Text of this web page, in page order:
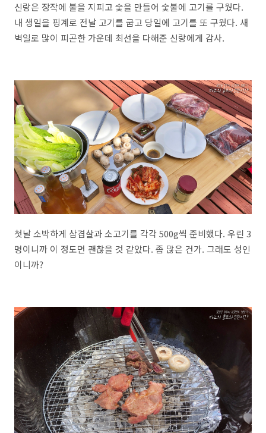
신랑은 장작에 불을 지피고 숯을 만들어 숯불에 고기를 구웠다.
내 생일을 핑계로 전날 고기를 굽고 당일에 고기를 또 구웠다. 새
벽일로 많이 피곤한 가운데 최선을 다해준 신랑에게 감사.
첫날 소박하게 삼겹살과 소고기를 각각 500g씩 준비했다. 우린 3
명이니까 이 정도면 괜찮을 것 같았다. 좀 많은 건가. 그래도 성인
이니까?